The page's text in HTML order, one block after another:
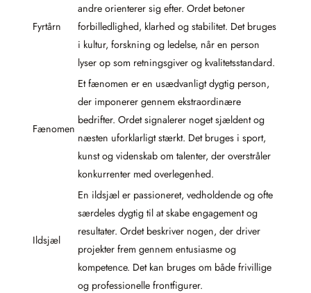
Fyrtårn
andre orienterer sig efter. Ordet betoner
forbilledlighed, klarhed og stabilitet. Det bruges
i kultur, forskning og ledelse, når en person
lyser op som retningsgiver og kvalitetsstandard.
Fænomen
Et fænomen er en usædvanligt dygtig person,
der imponerer gennem ekstraordinære
bedrifter. Ordet signalerer noget sjældent og
næsten uforklarligt stærkt. Det bruges i sport,
kunst og videnskab om talenter, der overstråler
konkurrenter med overlegenhed.
Ildsjæl
En ildsjæl er passioneret, vedholdende og ofte
særdeles dygtig til at skabe engagement og
resultater. Ordet beskriver nogen, der driver
projekter frem gennem entusiasme og
kompetence. Det kan bruges om både frivillige
og professionelle frontfigurer.